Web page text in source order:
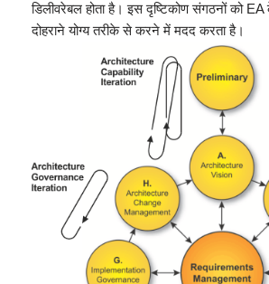
डिलीवरेबल होता है। इस दृष्टिकोण संगठनों को
दोहराने योग्य तरीके से करने में मदद करता है।